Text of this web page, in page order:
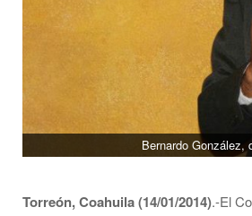
Bernardo González,
Torreón, Coahuila (14/01/2014).-El